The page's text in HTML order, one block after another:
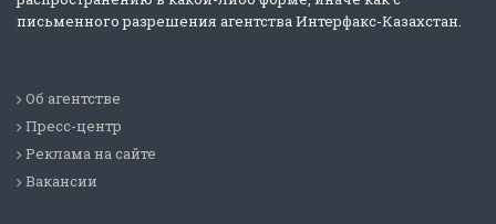
письменного разрешения агентства Интерфакс-Казахстан.
Об агентстве
Пресс-центр
Реклама на сайте
Вакансии